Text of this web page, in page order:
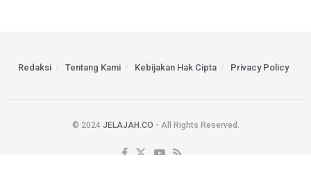
Redaksi Tentang Kami Kebijakan Hak Cipta Privacy Policy
© 2024 JELAJAH.CO - All Rights Reserved.